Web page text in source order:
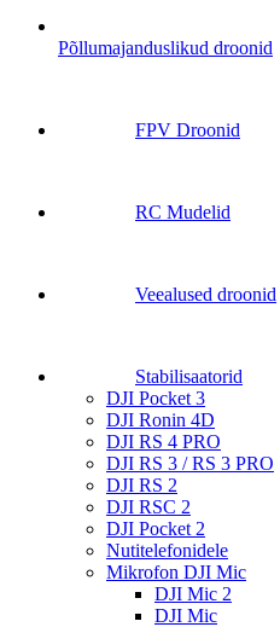
Põllumajanduslikud droonid
FPV Droonid
RC Mudelid
Veealused droonid
Stabilisaatorid
DJI Pocket 3
DJI Ronin 4D
DJI RS 4 PRO
DJI RS 3 / RS 3 PRO
DJI RS 2
DJI RSC 2
DJI Pocket 2
Nutitelefonidele
Mikrofon DJI Mic
DJI Mic 2
DJI Mic